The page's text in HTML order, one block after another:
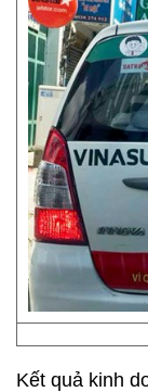
Kết quả kinh